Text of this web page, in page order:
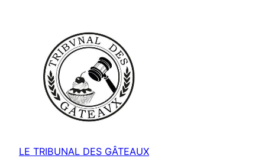
LE TRIBUNAL DES GÂTEAUX